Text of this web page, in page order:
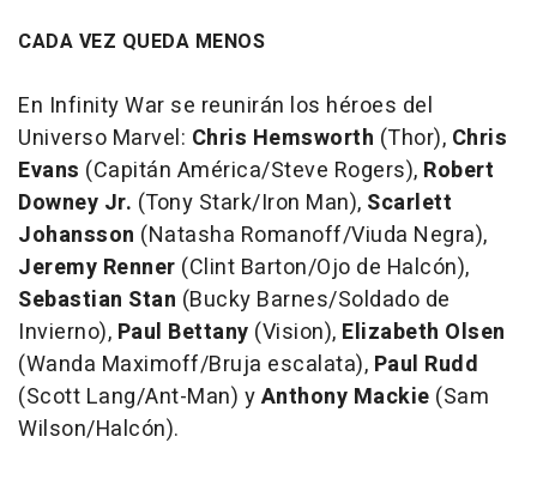
CADA VEZ QUEDA MENOS
En Infinity War se reunirán los héroes del
Universo Marvel: Chris Hemsworth (Thor), Chris
Evans (Capitán América/Steve Rogers), Robert
Downey Jr. (Tony Stark/Iron Man), Scarlett
Johansson (Natasha Romanoff/Viuda Negra),
Jeremy Renner (Clint Barton/Ojo de Halcón),
Sebastian Stan (Bucky Barnes/Soldado de
Invierno), Paul Bettany (Vision), Elizabeth Olsen
(Wanda Maximoff/Bruja escalata), Paul Rudd
(Scott Lang/Ant-Man) yAnthony Mackie (Sam
Wilson/Halcón).